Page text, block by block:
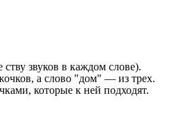
звуков в каждом слове).
а слово "дом" — из трех.
которые к ней подходят.